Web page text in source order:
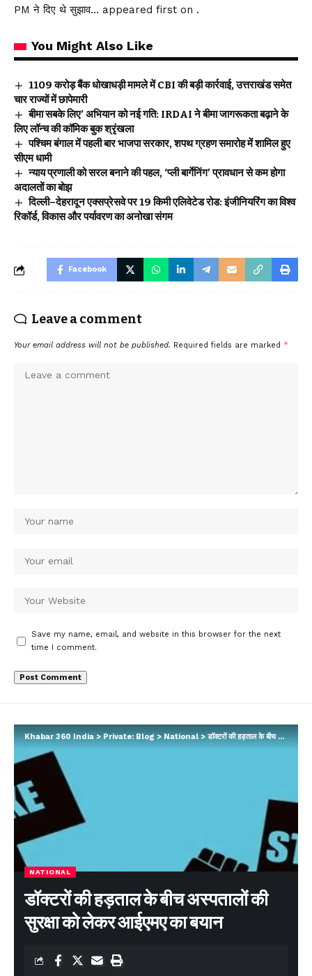
PM ने दिए थे सुझाव… appeared first on .
You Might Also Like
₹1109 करोड़ बैंक धोखाधड़ी मामले में CBI की बड़ी कार्रवाई, उत्तराखंड समेत
चार राज्यों में छापेमारी
बीमा सबके लिए’ अभियान को नई गति: IRDAI ने बीमा जागरूकता बढ़ाने के
लिए लॉन्च की कॉमिक बुक श्रृंखला
पश्चिम बंगाल में पहली बार भाजपा सरकार, शपथ ग्रहण समारोह में शामिल हुए
सीएम धामी
न्याय प्रणाली को सरल बनाने की पहल, ‘प्ली बार्गेनिंग’ प्रावधान से कम होगा
अदालतों का बोझ
दिल्ली–देहरादून एक्सप्रेसवे पर 19 किमी एलिवेटेड रोड: इंजीनियरिंग का विश्व
रिकॉर्ड, विकास और पर्यावरण का अनोखा संगम
Facebook
Leave a comment
Your email address will not be published. Required fields are marked *
Save my name, email, and website in this browser for the next
time I comment.
Khabar 360 India > Private: Blog > National > डॉक्टरों की हड़ताल के बीच अस्पतालों की सुरक्षा को लेकर आईएमए का बयान
NATIONAL
डॉक्टरों की हड़ताल के बीच अस्पतालों की
सुरक्षा को लेकर आईएमए का बयान